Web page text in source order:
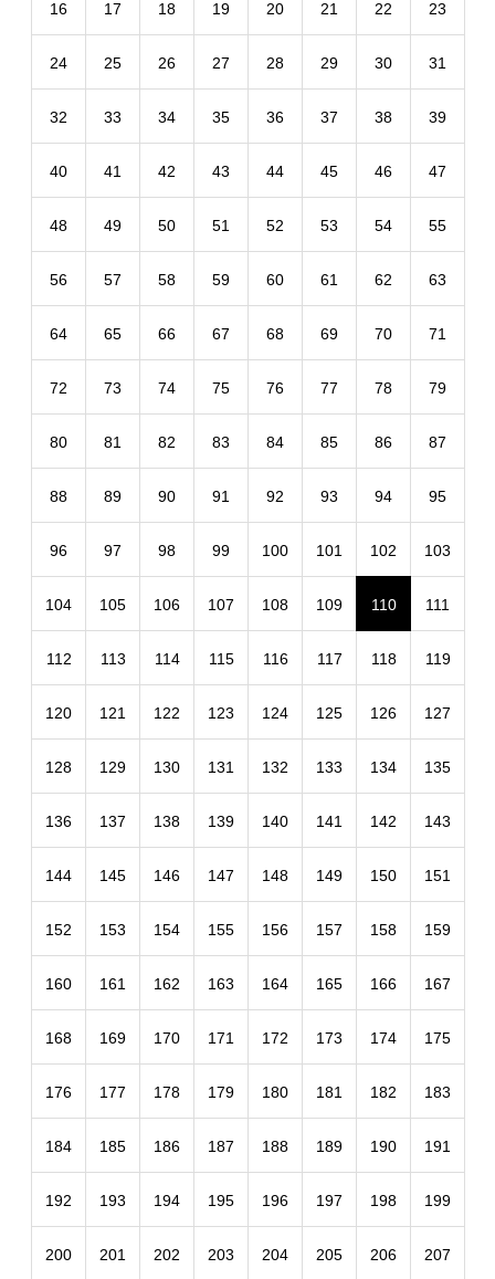
16 17 18 19 20 21 22 23
24 25 26 27 28 29 30 31
32 33 34 35 36 37 38 39
40 41 42 43 44 45 46 47
48 49 50 51 52 53 54 55
56 57 58 59 60 61 62 63
64 65 66 67 68 69 70 71
72 73 74 75 76 77 78 79
80 81 82 83 84 85 86 87
88 89 90 91 92 93 94 95
96 97 98 99 100 101 102 103
104 105 106 107 108 109 110 111
112 113 114 115 116 117 118 119
120 121 122 123 124 125 126 127
128 129 130 131 132 133 134 135
136 137 138 139 140 141 142 143
144 145 146 147 148 149 150 151
152 153 154 155 156 157 158 159
160 161 162 163 164 165 166 167
168 169 170 171 172 173 174 175
176 177 178 179 180 181 182 183
184 185 186 187 188 189 190 191
192 193 194 195 196 197 198 199
200 201 202 203 204 205 206 207